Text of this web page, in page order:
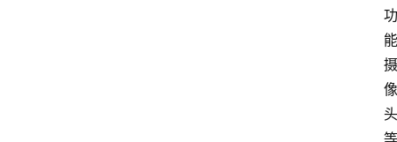
功
能
摄
像
头
等